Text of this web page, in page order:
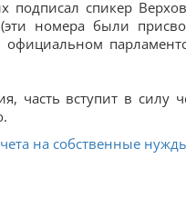
подписал спикер
номера были
часть вступит в силу
на собственные